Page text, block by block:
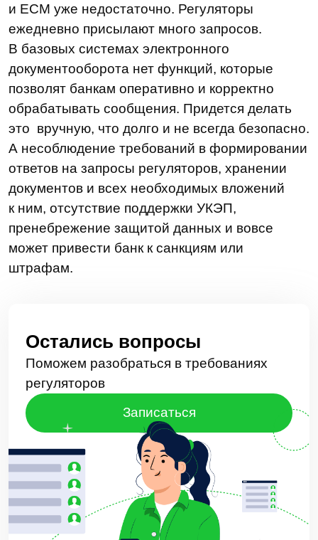
Проекты
Блог
Доработки
Замена западных ECM
Технологии
Нагрузочное
тестирование
Решения
LDM.Документооборот
LDM.Финансовый архив
LDM.Клиентское досье
LDM.Express
HR-tech решения